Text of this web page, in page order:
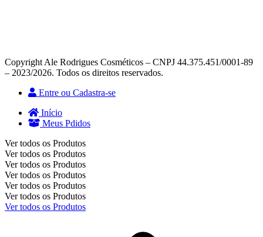
Copyright Ale Rodrigues Cosméticos – CNPJ 44.375.451/0001-89
– 2023/2026. Todos os direitos reservados.
Entre ou Cadastra-se
Início
Meus Pdidos
Ver todos os Produtos
Ver todos os Produtos
Ver todos os Produtos
Ver todos os Produtos
Ver todos os Produtos
Ver todos os Produtos
Ver todos os Produtos